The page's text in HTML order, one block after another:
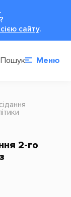
сайту.
Пошук Меню
2-го